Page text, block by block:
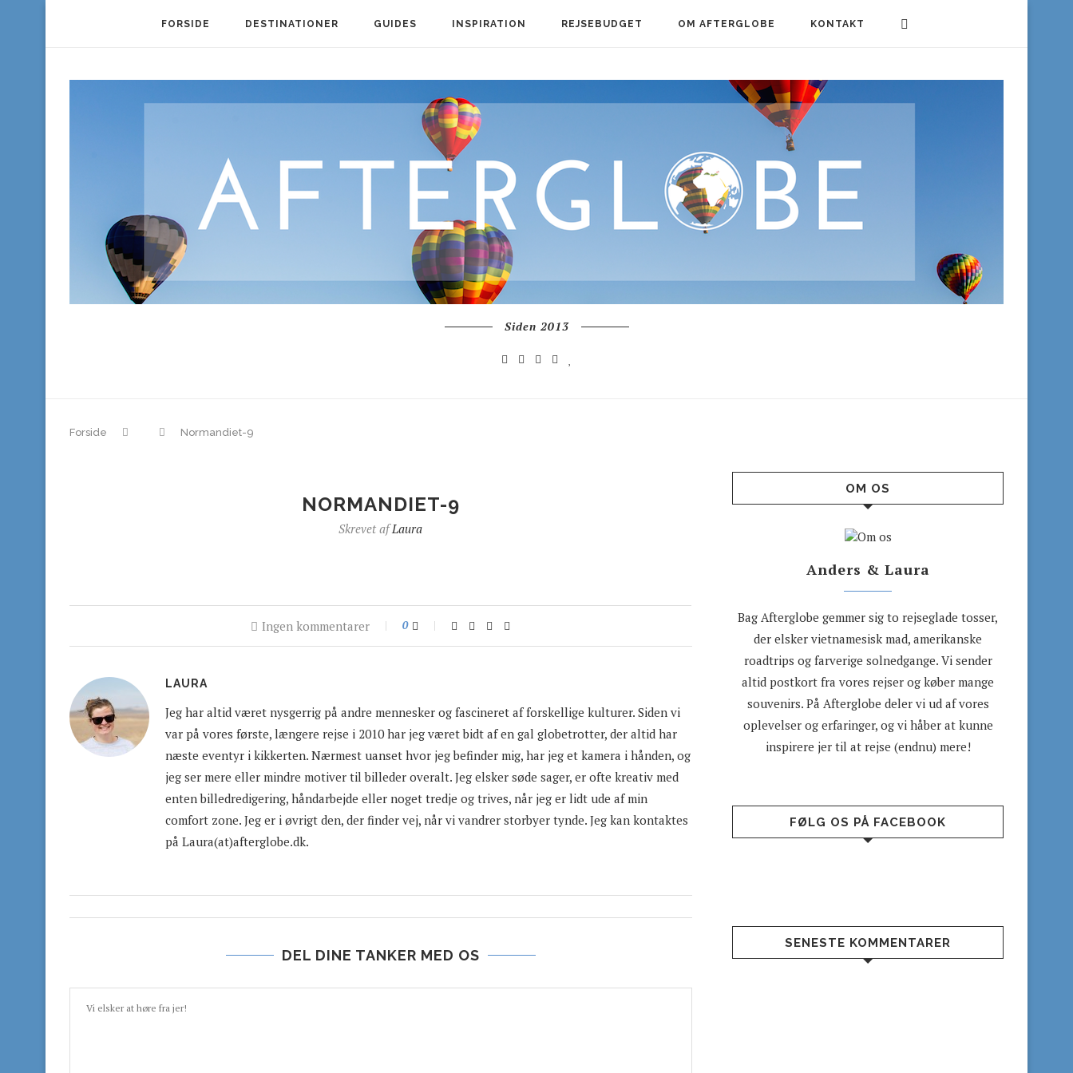
FORSIDE DESTINATIONER GUIDES INSPIRATION REJSEBUDGET OM AFTERGLOBE KONTAKT
Siden 2013
Forside Normandiet-9
NORMANDIET-9
Skrevet afLaura
Ingen kommentarer 0
LAURA
Jeg har altid været nysgerrig på andre mennesker og fascineret af forskellige kulturer. Siden vi
var på vores første, længere rejse i 2010 har jeg været bidt af en gal globetrotter, der altid har
næste eventyr i kikkerten. Nærmest uanset hvor jeg befinder mig, har jeg et kamera i hånden, og
jeg ser mere eller mindre motiver til billeder overalt. Jeg elsker søde sager, er ofte kreativ med
enten billedredigering, håndarbejde eller noget tredje og trives, når jeg er lidt ude af min
comfort zone. Jeg er i øvrigt den, der finder vej, når vi vandrer storbyer tynde. Jeg kan kontaktes
på Laura(at)afterglobe.dk.
DEL DINE TANKER MED OS
OM OS
Anders & Laura
Bag Afterglobe gemmer sig to rejseglade tosser,
der elsker vietnamesisk mad, amerikanske
roadtrips og farverige solnedgange. Vi sender
altid postkort fra vores rejser og køber mange
souvenirs. På Afterglobe deler vi ud af vores
oplevelser og erfaringer, og vi håber at kunne
inspirere jer til at rejse (endnu) mere!
FØLG OS PÅ FACEBOOK
SENESTE KOMMENTARER